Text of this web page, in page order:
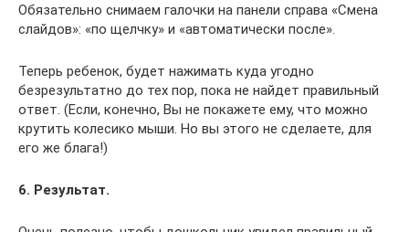
Обязательно снимаем галочки на панели справа «Смена
слайдов»: «по щелчку» и «автоматически после».
Теперь ребенок, будет нажимать куда угодно
безрезультатно до тех пор, пока не найдет правильный
ответ. (Если, конечно, Вы не покажете ему, что можно
крутить колесико мыши. Но вы этого не сделаете, для
его же блага!)
6. Результат.